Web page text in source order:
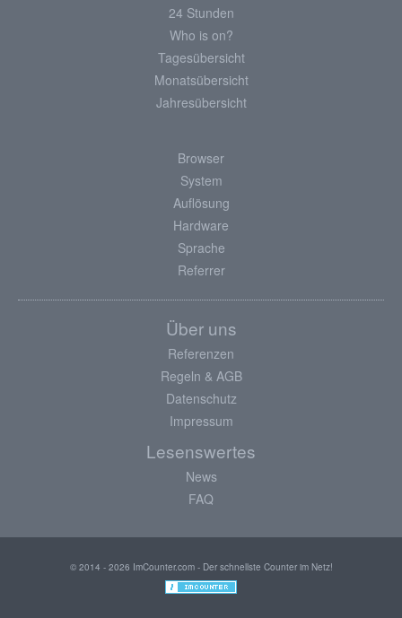
24 Stunden
Who is on?
Tagesübersicht
Monatsübersicht
Jahresübersicht
Browser
System
Auflösung
Hardware
Sprache
Referrer
Über uns
Referenzen
Regeln & AGB
Datenschutz
Impressum
Lesenswertes
News
FAQ
© 2014 - 2026 ImCounter.com - Der schnellste Counter im Netz!